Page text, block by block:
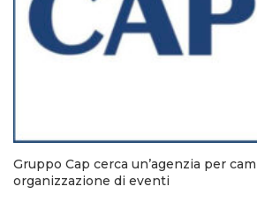
Gruppo Cap cerca un’agenzia per
organizzazione di eventi